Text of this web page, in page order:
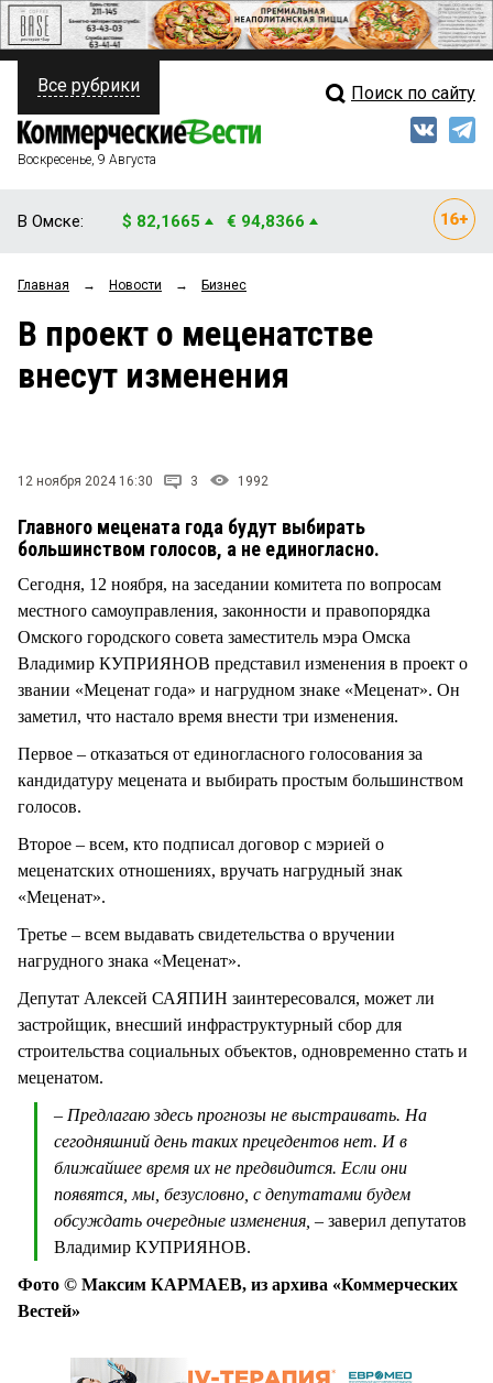
ПОЛИТИКА
ФИНАНСЫ
ОБЩЕСТВО
ЗАКОН
НОВОСТИ КОМПАНИЙ
СТИЛЬ ЖИЗНИ
Свежий выпуск
Рейтинги
Блоги
Все рубрики Поиск по сайту
Воскресенье, 9 Августа
В Омске: $ 82,1665 € 94,8366
Главная → Новости → Бизнес
В проект о меценатстве
внесут изменения
12 ноября 2024 16:30 3 1992
Главного мецената года будут выбирать
большинством голосов, а не единогласно.
Сегодня, 12 ноября, на заседании комитета по вопросам
местного самоуправления, законности и правопорядка
Омского городского совета заместитель мэра Омска
Владимир КУПРИЯНОВ представил изменения в проект о
звании «Меценат года» и нагрудном знаке «Меценат». Он
заметил, что настало время внести три изменения.
Первое – отказаться от единогласного голосования за
кандидатуру мецената и выбирать простым большинством
голосов.
Второе – всем, кто подписал договор с мэрией о
меценатских отношениях, вручать нагрудный знак
«Меценат».
Третье – всем выдавать свидетельства о вручении
нагрудного знака «Меценат».
Депутат Алексей САЯПИН заинтересовался, может ли
застройщик, внесший инфраструктурный сбор для
строительства социальных объектов, одновременно стать и
меценатом.
– Предлагаю здесь прогнозы не выстраивать. На
сегодняшний день таких прецедентов нет. И в
ближайшее время их не предвидится. Если они
появятся, мы, безусловно, с депутатами будем
обсуждать очередные изменения, – заверил депутатов
Владимир КУПРИЯНОВ.
Фото © Максим КАРМАЕВ, из архива «Коммерческих
Вестей»